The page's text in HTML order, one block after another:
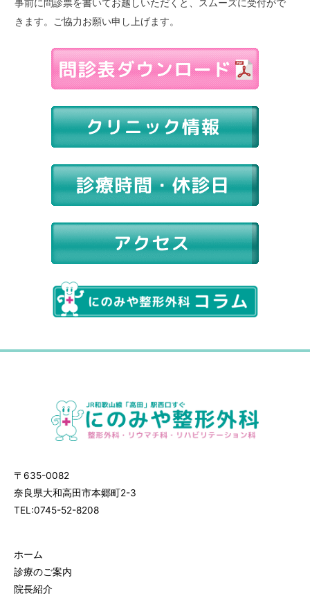
事前に問診票を書いてお越しいただくと、スムーズに受付がで
きます。ご協力お願い申し上げます。
〒635-0082
奈良県大和高田市本郷町2-3
TEL:0745-52-8208
ホーム
診療のご案内
院長紹介